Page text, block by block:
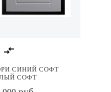
СИНИЙ СОФТ
СОФТ